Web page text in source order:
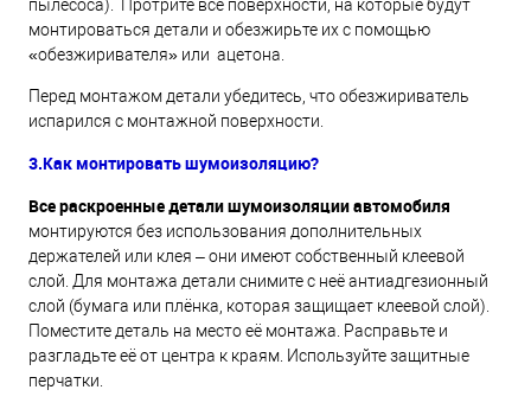
пылесоса). Протрите все поверхности, на которые будут
монтироваться детали и обезжирьте их с помощью
«обезжиривателя» или ацетона.
Перед монтажом детали убедитесь, что обезжириватель
испарился с монтажной поверхности.
3.Как монтировать шумоизоляцию?
Все раскроенные детали шумоизоляции автомобиля
монтируются без использования дополнительных
держателей или клея – они имеют собственный клеевой
слой. Для монтажа детали снимите с неё антиадгезионный
слой (бумага или плёнка, которая защищает клеевой слой).
Поместите деталь на место её монтажа. Расправьте и
разгладьте её от центра к краям. Используйте защитные
перчатки.